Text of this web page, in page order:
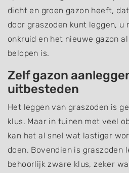
dicht en groen gazon heeft,
door graszoden kunt leggen,
onkruid en het nieuwe gazon
belopen is.
Zelf gazon
uitbesteden
Het leggen van graszoden is
klus. Maar in tuinen met veel
kan het al snel wat lastiger
doen. Bovendien is graszoden
behoorlijk zware klus, zeker